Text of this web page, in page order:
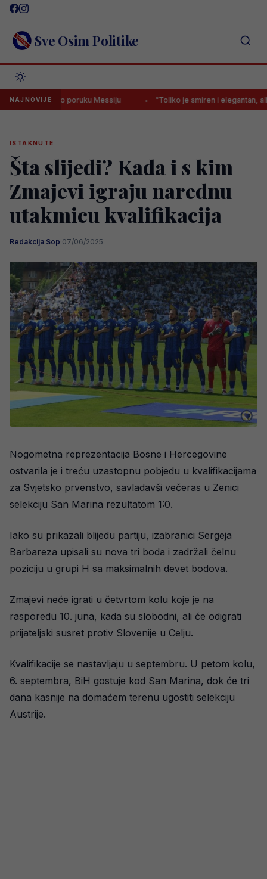
Skip
content Sve Osim Politike
NAJNOVIJE
poslao poruku Messiju “Toliko je smiren i elegantan, ali
ISTAKNUTE
Šta slijedi? Kada i s kim
Zmajevi igraju narednu
utakmicu kvalifikacija
Redakcija Sop·07/06/2025
Nogometna reprezentacija Bosne i Hercegovine
ostvarila je i treću uzastopnu pobjedu u kvalifikacijama
za Svjetsko prvenstvo, savladavši večeras u Zenici
selekciju San Marina rezultatom 1:0.
Iako su prikazali blijedu partiju, izabranici Sergeja
Barbareza upisali su nova tri boda i zadržali čelnu
poziciju u grupi H sa maksimalnih devet bodova.
Zmajevi neće igrati u četvrtom kolu koje je na
rasporedu 10. juna, kada su slobodni, ali će odigrati
prijateljski susret protiv Slovenije u Celju.
Kvalifikacije se nastavljaju u septembru. U petom kolu,
6. septembra, BiH gostuje kod San Marina, dok će tri
dana kasnije na domaćem terenu ugostiti selekciju
Austrije.